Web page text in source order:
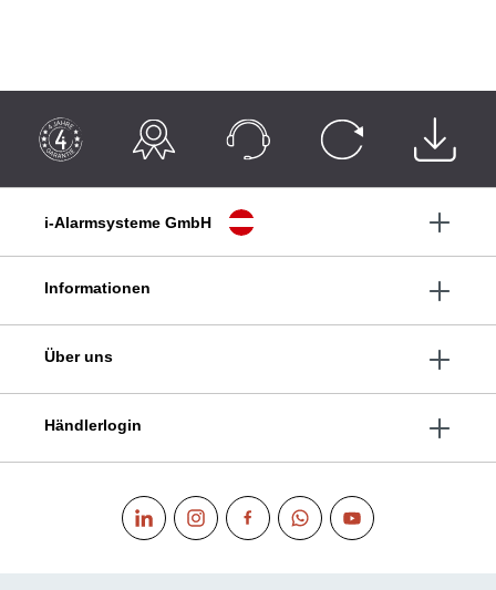
i-Alarmsysteme GmbH
Informationen
Über uns
Händlerlogin